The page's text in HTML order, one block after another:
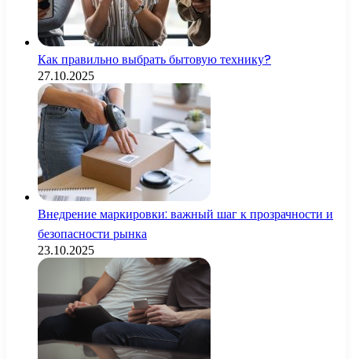
Как правильно выбрать бытовую технику?
27.10.2025
Внедрение маркировки: важный шаг к прозрачности и
безопасности рынка
23.10.2025